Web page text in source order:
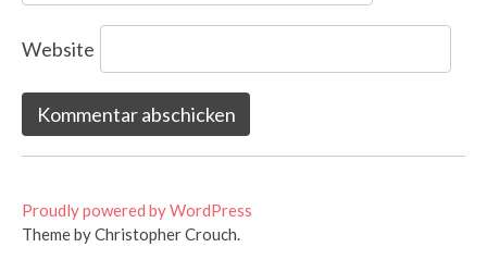
Website
Proudly powered by WordPress
Theme by Christopher Crouch.